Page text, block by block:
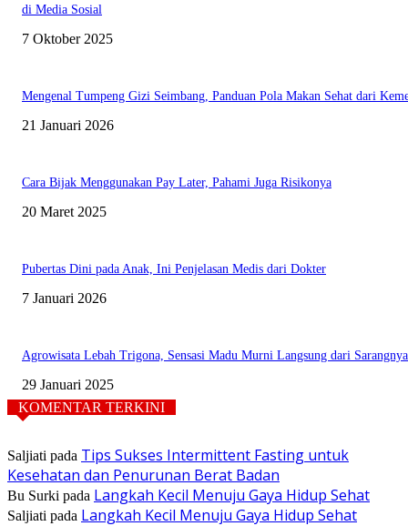
di Media Sosial
7 Oktober 2025
Mengenal Tumpeng Gizi Seimbang, Panduan Pola Makan Sehat dari
21 Januari 2026
Cara Bijak Menggunakan Pay Later, Pahami Juga Risikonya
20 Maret 2025
Pubertas Dini pada Anak, Ini Penjelasan Medis dari Dokter
7 Januari 2026
Agrowisata Lebah Trigona, Sensasi Madu Murni Langsung dari Sarangnya
29 Januari 2025
KOMENTAR TERKINI
Saljiati pada Tips Sukses Intermittent Fasting untuk
Kesehatan dan Penurunan Berat Badan
Bu Surki pada Langkah Kecil Menuju Gaya Hidup Sehat
Saljiati pada Langkah Kecil Menuju Gaya Hidup Sehat